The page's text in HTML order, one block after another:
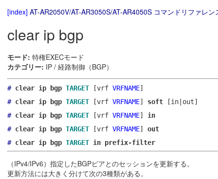
[index] AT-AR2050V/AT-AR3050S/AT-AR4050S コマンドリファレン
clear ip bgp
モード: 特権EXECモード
カテゴリー: IP / 経路制御（BGP）
# clear ip bgp TARGET [vrf VRFNAME]
# clear ip bgp TARGET [vrf VRFNAME] soft
[in|out]
# clear ip bgp TARGET [vrf VRFNAME]
in
# clear ip bgp TARGET [vrf VRFNAME]
out
# clear ip bgp TARGET in prefix-filter
（IPv4/IPv6）指定したBGPピアとのセッションを更新する。
更新方法には大きく分けて次の3種類がある。